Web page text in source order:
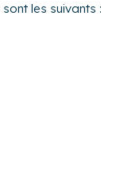
les suivants :